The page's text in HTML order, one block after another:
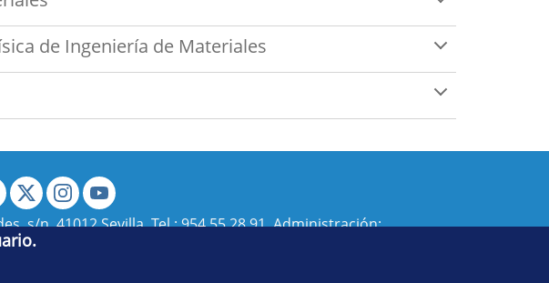
de Ingeniería de Materiales
s/n. 41012 Sevilla. Tel.:954 55 28 91. Administración:
- Secretaría: